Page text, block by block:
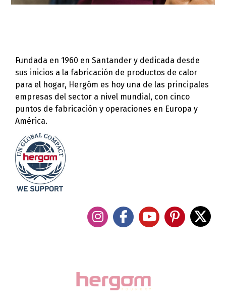
Fundada en 1960 en Santander y dedicada desde
sus inicios a la fabricación de productos de calor
para el hogar, Hergóm es hoy una de las principales
empresas del sector a nivel mundial, con cinco
puntos de fabricación y operaciones en Europa y
América.